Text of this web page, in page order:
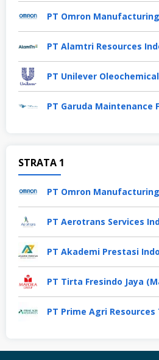
PT Omron
PT Alamtri Resources
PT Unilever
PT Garuda Maintenance
STRATA 1
PT Omron
PT Akademi Prestasi
PT Tirta Fresindo Jaya
PT Prime Agri Resources